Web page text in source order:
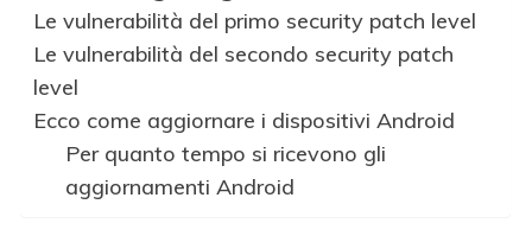
Le vulnerabilità del primo security patch level
Le vulnerabilità del secondo security patch
level
Ecco come aggiornare i dispositivi Android
Per quanto tempo si ricevono gli
aggiornamenti Android